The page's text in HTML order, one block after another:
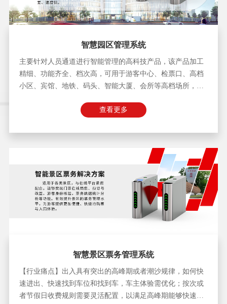
智慧园区管理系统
主要针对人员通道进行智能管理的高科技产品，该产品加工
精细、功能齐全、档次高，可用于游客中心、检票口、高档
小区、宾馆、地铁、码头、智能大厦、会所等高档场所，安
查看更多
智慧景区票务管理系统
【行业痛点】出入具有突出的高峰期或者潮沙规律，如何快
速进出、快速找到车位和找到车，车主体验需优化；按次或
者节假日收费规则需要灵活配置，以满足高峰期能够快速通